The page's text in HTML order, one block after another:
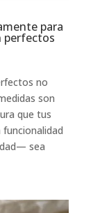
para
perfectos
no
son
que tus
sea